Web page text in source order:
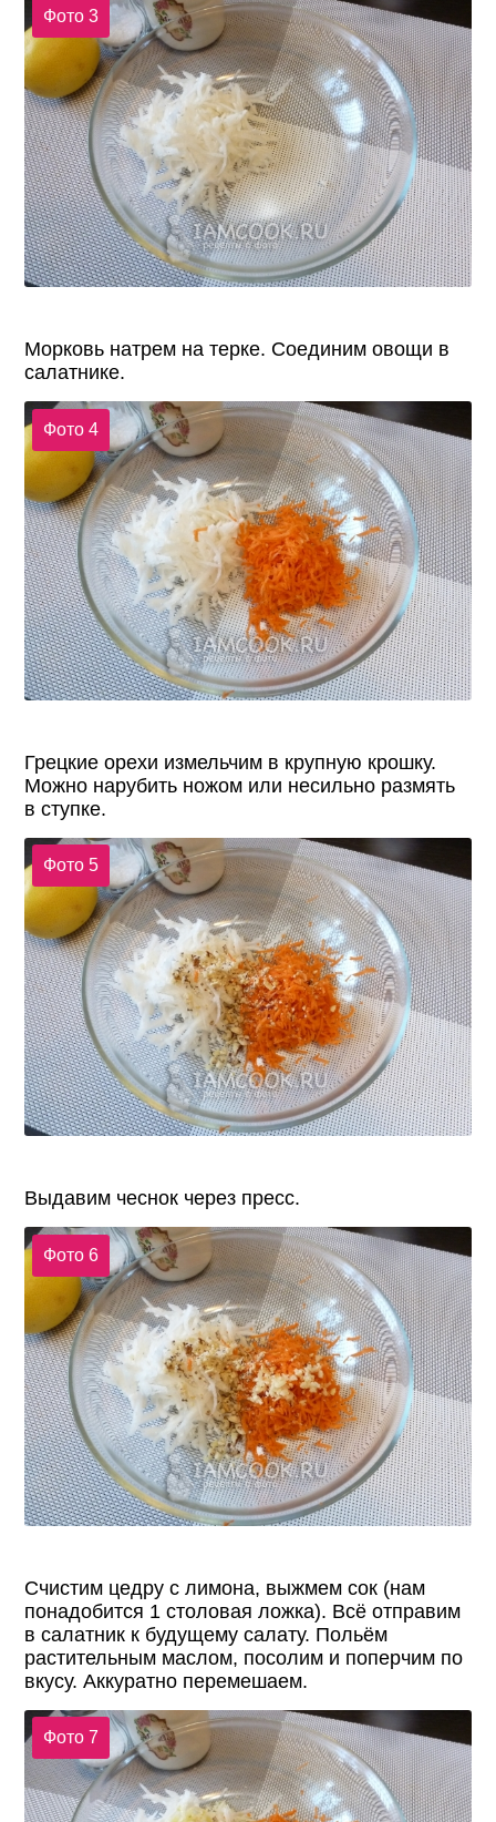
Фото 3
Морковь натрем на терке. Соединим овощи в
салатнике.
Фото 4
Грецкие орехи измельчим в крупную крошку.
Можно нарубить ножом или несильно размять
в ступке.
Фото 5
Выдавим чеснок через пресс.
Фото 6
Счистим цедру с лимона, выжмем сок (нам
понадобится 1 столовая ложка). Всё отправим
в салатник к будущему салату. Польём
растительным маслом, посолим и поперчим по
вкусу. Аккуратно перемешаем.
Фото 7